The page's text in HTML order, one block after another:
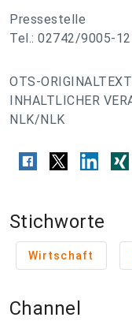
Pressestelle
Tel.: 02742/9005-
OTS-
INHALTLICHER
NLK/NLK
Stichworte
Wirtschaft
Channel